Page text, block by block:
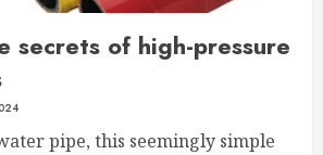
secrets of high-pressure
pipe, this seemingly simple